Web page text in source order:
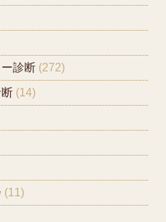
診断 (272)
(14)
(11)